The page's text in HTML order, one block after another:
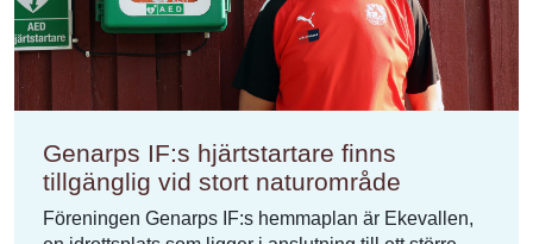
Genarps IF:s hjärtstartare finns
tillgänglig vid stort naturområde
Föreningen Genarps IF:s hemmaplan är Ekevallen,